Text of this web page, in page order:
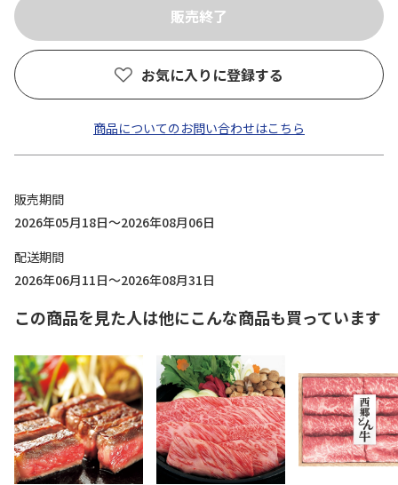
お気に入りに登録する
商品についてのお問い合わせはこちら
販売期間
2026年05月18日～2026年08月06日
配送期間
2026年06月11日～2026年08月31日
この商品を見た人は他にこんな商品も買っています